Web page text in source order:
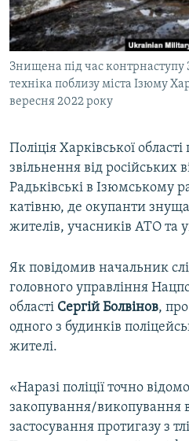
ВІДЕОУРОКИ «ELIFBE»
СВІДЧЕННЯ ОКУПАЦІЇ
УКРАЇНСЬКА ПРОБЛЕМА КРИМУ
ІНФОГРАФІКА
Русский
Qırımtatar
ДОЛУЧАЙСЯ!
Усі сайти RFE/RL
Знищена під час контрнаступу
техніка поблизу міста Ізюму
вересня 2022 року
Поліція Харківської
звільнення від російських
Радьківські в Ізюмському
катівню, де окупанти
жителів, учасників АТО та
Як повідомив начальник
головного управління
області Сергій Болвінов,
одного з будинків
жителі.
«Наразі поліції точно
закопування/викопування
застосування протигазу з